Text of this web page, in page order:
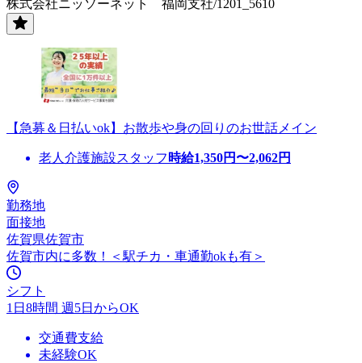
株式会社ニッソーネット 福岡支社/1201_5610
【急募＆日払いok】お散歩や身の回りのお世話メイン
老人介護施設スタッフ 時給1,350円〜2,062円
勤務地
面接地
佐賀県佐賀市
佐賀市内に多数！＜駅チカ・車通勤okも有＞
シフト
1日8時間 週5日からOK
交通費支給
未経験OK